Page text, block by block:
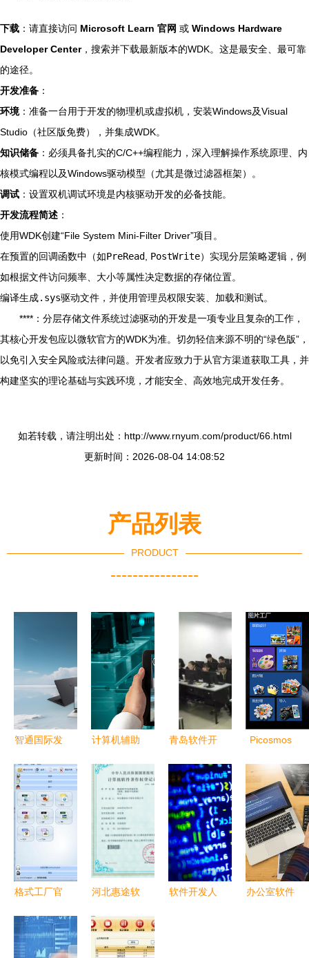
下载 ：请直接访问 Microsoft Learn 官网 或 Windows Hardware
Developer Center，搜索并下载最新版本的WDK。这是最安全、最可靠
的途径。
开发准备 ：
环境：准备一台用于开发的物理机或虚拟机，安装Windows及Visual
Studio（社区版免费），并集成WDK。
知识储备 ：必须具备扎实的C/C++编程能力，深入理解操作系统原理、内
核模式编程以及Windows驱动模型（尤其是微过滤器框架）。
调试 ：设置双机调试环境是内核驱动开发的必备技能。
开发流程简述 ：
使用WDK创建“File System Mini-Filter Driver”项目。
在预置的回调函数中（如PreRead PostWrite）实现分层策略逻辑，例
如根据文件访问频率、大小等属性决定数据的存储位置。
编译生成.sys驱动文件，并使用管理员权限安装、加载和测试。
****：分层存储文件系统过滤驱动的开发是一项专业且复杂的工作，
其核心开发包应以微软官方的WDK为准。切勿轻信来源不明的“绿色版”，
以免引入安全风险或法律问题。开发者应致力于从官方渠道获取工具，并
构建坚实的理论基础与实践环境，才能安全、高效地完成开发任务。
如若转载，请注明出处：http://www.rnyum.com/product/66.html
更新时间：2026-08-04 14:08:52
产品列表
PRODUCT
----------------
智通国际发
台式机 以
高性能矩阵
重塑智慧办
公新格局
计算机辅助
机软件开发
的协同演进
青岛软件开
JAVA工程
师培训就业
对口，助力
计算机软件
开发领域
Picosmos
片工厂）最
新官方电脑
版v2.3.0.0
功能与开发
分析
格式工厂官
脑版
v5.8.1.0 计
河北惠途软
力企业数字
化与智能化
软件开发人
办公室软件